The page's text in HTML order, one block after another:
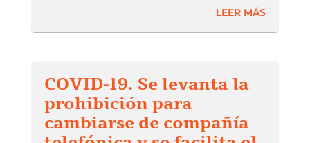
LEER MÁS
COVID-19. Se levanta la
prohibición para
cambiarse de compañía